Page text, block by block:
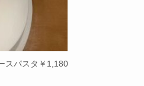
スパスタ￥1,180